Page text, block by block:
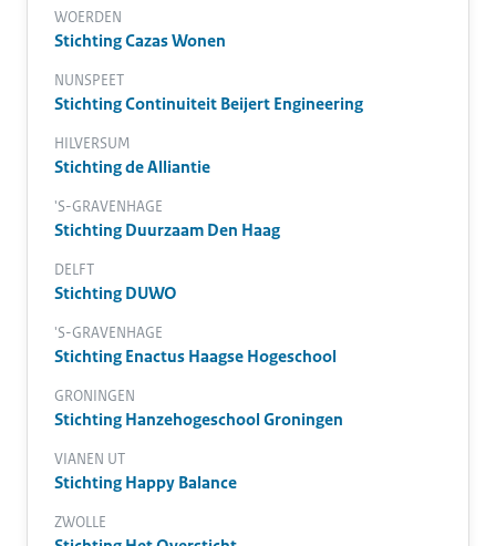
WOERDEN
Stichting Cazas Wonen
NUNSPEET
Stichting Continuiteit Beijert Engineering
HILVERSUM
Stichting de Alliantie
'S-GRAVENHAGE
Stichting Duurzaam Den Haag
DELFT
Stichting DUWO
'S-GRAVENHAGE
Stichting Enactus Haagse Hogeschool
GRONINGEN
Stichting Hanzehogeschool Groningen
VIANEN UT
Stichting Happy Balance
ZWOLLE